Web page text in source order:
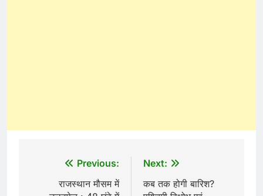
navigation
Previous:
राजस्थान मौसम में
Next:
कब तक होगी बारिश?